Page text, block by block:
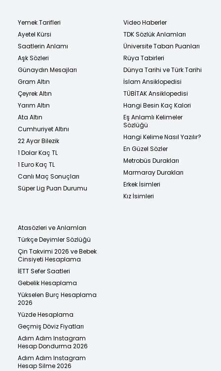
Yemek Tarifleri
Ayetel Kürsi
Saatlerin Anlamı
Aşk Sözleri
Günaydın Mesajları
Gram Altın
Çeyrek Altın
Yarım Altın
Ata Altın
Cumhuriyet Altını
22 Ayar Bilezik
1 Dolar Kaç TL
1 Euro Kaç TL
Canlı Maç Sonuçları
Süper Lig Puan Durumu
Video Haberler
TDK Sözlük Anlamları
Üniversite Taban Puanları
Rüya Tabirleri
Dünya Tarihi ve Türk Tarihi
İslam Ansiklopedisi
TÜBİTAK Ansiklopedisi
Hangi Besin Kaç Kalori
Eş Anlamlı Kelimeler
Sözlüğü
Hangi Kelime Nasıl Yazılır?
En Güzel Sözler
Metrobüs Durakları
Marmaray Durakları
Erkek İsimleri
Kız İsimleri
Atasözleri ve Anlamları
Türkçe Deyimler Sözlüğü
Çin Takvimi 2026 ve Bebek
Cinsiyeti Hesaplama
İETT Sefer Saatleri
Gebelik Hesaplama
Yükselen Burç Hesaplama
2026
Yüzde Hesaplama
Geçmiş Döviz Fiyatları
Adım Adım Instagram
Hesap Dondurma 2026
Adım Adım Instagram
Hesap Silme 2026